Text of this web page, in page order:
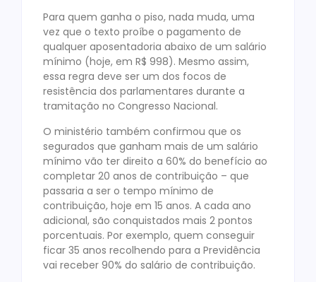
Para quem ganha o piso, nada muda, uma
vez que o texto proíbe o pagamento de
qualquer aposentadoria abaixo de um salário
mínimo (hoje, em R$ 998). Mesmo assim,
essa regra deve ser um dos focos de
resistência dos parlamentares durante a
tramitação no Congresso Nacional.
O ministério também confirmou que os
segurados que ganham mais de um salário
mínimo vão ter direito a 60% do benefício ao
completar 20 anos de contribuição – que
passaria a ser o tempo mínimo de
contribuição, hoje em 15 anos. A cada ano
adicional, são conquistados mais 2 pontos
porcentuais. Por exemplo, quem conseguir
ficar 35 anos recolhendo para a Previdência
vai receber 90% do salário de contribuição.